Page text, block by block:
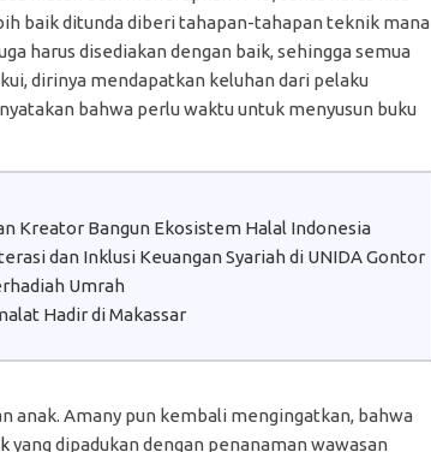
baik ditunda diberi tahapan-tahapan teknik mana
harus disediakan dengan baik, sehingga semua
dirinya mendapatkan keluhan dari pelaku
bahwa perlu waktu untuk menyusun buku
Kreator Bangun Ekosistem Halal Indonesia
dan Inklusi Keuangan Syariah di UNIDA Gontor
Umrah
Hadir di Makassar
anak. Amany pun kembali mengingatkan, bahwa
yang dipadukan dengan penanaman wawasan